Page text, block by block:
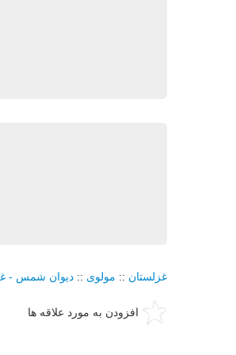
غزلستان :: مولوی :: دیوان شمس -
افزودن به مورد علاقه ها